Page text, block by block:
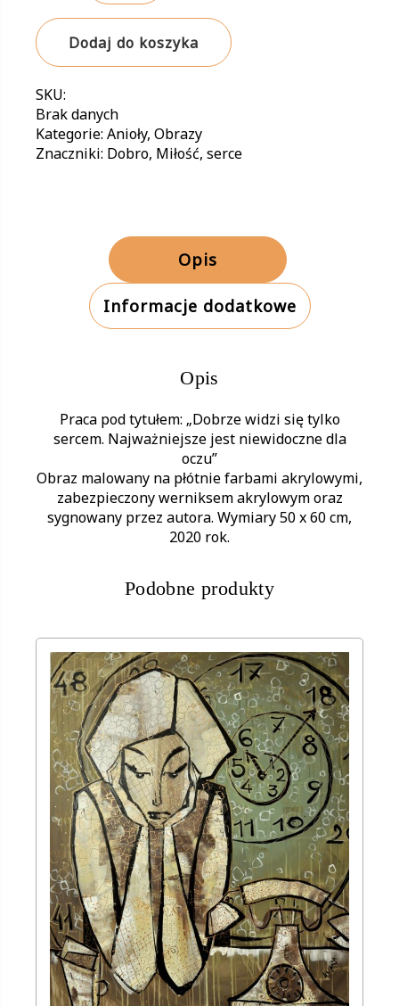
się
tylko
sercem.
jest
niewidoczne
dla
oczu
Dodaj do koszyka
SKU:
Brak danych
Kategorie:Anioły,Obrazy
Znaczniki: Dobro, Miłość,serce
Opis
Informacje dodatkowe
Opis
Praca pod tytułem: „Dobrze widzi się tylko
sercem. Najważniejsze jest niewidoczne dla
oczu”
Obraz malowany na płótnie farbami akrylowymi,
zabezpieczony werniksem akrylowym oraz
sygnowany przez autora. Wymiary 50 x 60 cm,
2020 rok.
Podobne produkty